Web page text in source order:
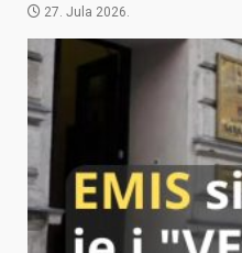
27. Jula 2026.